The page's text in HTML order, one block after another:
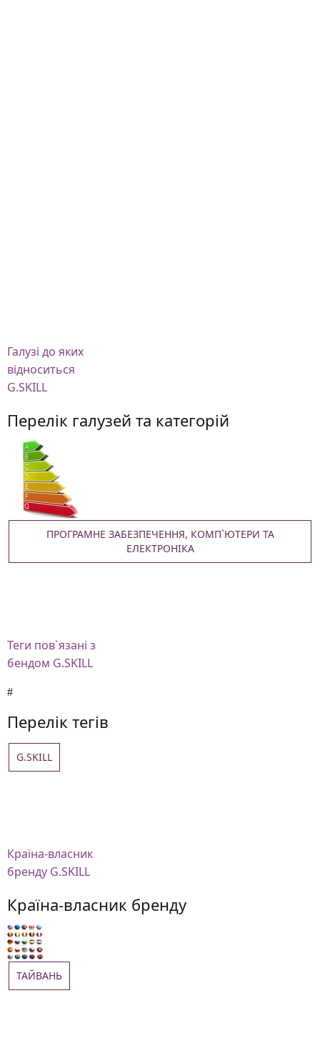
Галузі до яких
відноситься
G.SKILL
Перелік галузей та категорій
ПРОГРАМНЕ ЗАБЕЗПЕЧЕННЯ, КОМП`ЮТЕРИ ТА
ЕЛЕКТРОНІКА
Теги пов`язані з
бендом G.SKILL
Перелік тегів
G.SKILL
Країна-власник
бренду G.SKILL
Країна-власник бренду
ТАЙВАНЬ